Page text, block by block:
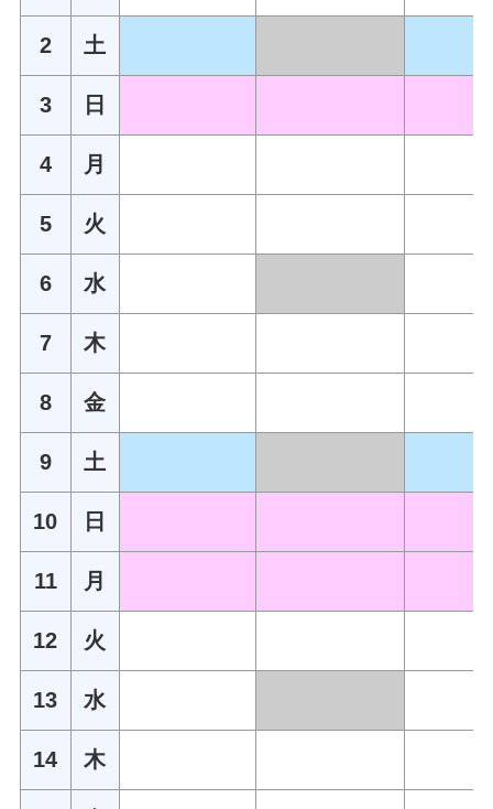
2 土
3 日
4 月
5 火
6 水
7 木
8 金
9 土
10 日
11 月
12 火
13 水
14 木